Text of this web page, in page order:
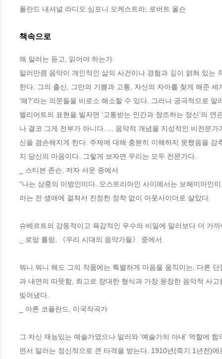
폴란드 내셔널 라디오 심포니 오케스트라; 로버트 올슨
책속으로
왜 말러는 듣고, 읽어야 하는가
말러만큼 음악이 개인적인 삶의 사건이나 경험과 깊이 얽혀 있는
한다. 그의 출신, 그만의 기쁨과 고통, 자신의 자아를 찾게 해준
‘왜?’라는 의문들을 비로소 해소할 수 있다. 그러나 궁극적으로
엘리어트의 표현을 빌자면 ‘고통받는 인간과 창조하는 정신’의
나 결코 그게 전부가 아니다. ... 음악적 개념을 지성적인 비전문
신을 겸손해지게 한다. 주제에 대해 충분히 이해하지 못했음을
지 당신의 마음이다. 그렇게 보자면 우리는 모두 전문가다.
_ 스티븐 존슨, 저자 서문 중에서
“나는 삼중의 이방인이다. 오스트리아인 사이에서는 보헤미아인
러는 전 생애에 걸쳐서 진정한 정착 없이 아웃사이더로 살았다.
슈베르트의 감동적이고 육감적인 우수의 비밀에 말러보다 더 가
_ 로망 롤랑, 《우리 시대의 음악가들》 중에서
뭐니 뭐니 해도 그의 작품에는 특별하게 마음을 움직이는, 다른
과 내면의 따뜻함, 최고로 장대한 형식과 가장 웅장한 음악적 사
빚어냈다.
_ 아론 코플란드, 미국작곡가
그 자신 재능있는 예술가였으나 말러와 ‘예술가의 아내’ 역할에
면서 말러는 정신적으로 큰 타격을 받는다. 1910년(죽기 1년전)